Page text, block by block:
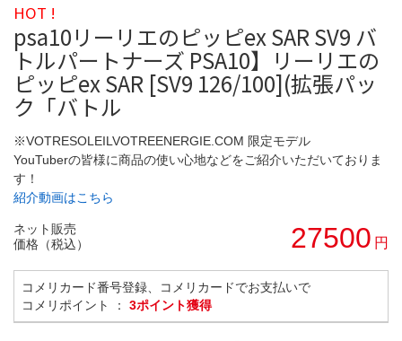
HOT !
psa10リーリエのピッピex SAR SV9 バ
トルパートナーズ PSA10】リーリエの
ピッピex SAR [SV9 126/100](拡張パッ
ク「バトル
※VOTRESOLEILVOTREENERGIE.COM 限定モデル
YouTuberの皆様に商品の使い心地などをご紹介いただいておりま
す！
紹介動画はこちら
ネット販売
価格（税込）
27500 円
コメリカード番号登録、コメリカードでお支払いで
コメリポイント ： 3ポイント獲得